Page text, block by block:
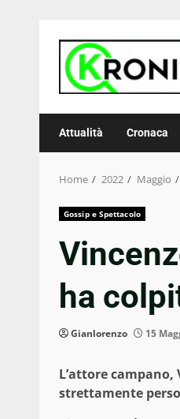
content
Attualità Cronaca
Home 2022 Maggio
Gossip e Spettacolo
ha
Gianlorenzo 15
L’attore
strettamente